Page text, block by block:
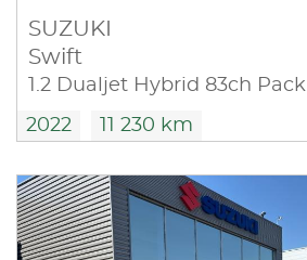
SUZUKI
Swift
1.2 Dualjet Hybrid 83ch Pack
2022 11 230 km